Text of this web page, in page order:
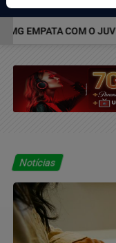
EMPATA COM O
Notícias